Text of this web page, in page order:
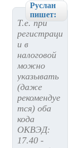
Руслан
пишет:
Т.е. при
регистраци
и в
налоговой
можно
указывать
(даже
рекомендуе
тся) оба
кода
ОКВЭД:
17.40 -